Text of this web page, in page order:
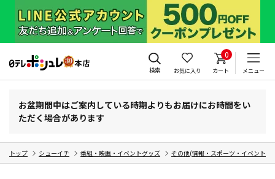
検索 お気に入り
0
カート メニュー
お盆期間中はご案内している時期よりもお届けにお時間をい
ただく場合があります
トップ シューイチ 番組・映画・イベントグッズ その他(情報・スポーツ・イベント・